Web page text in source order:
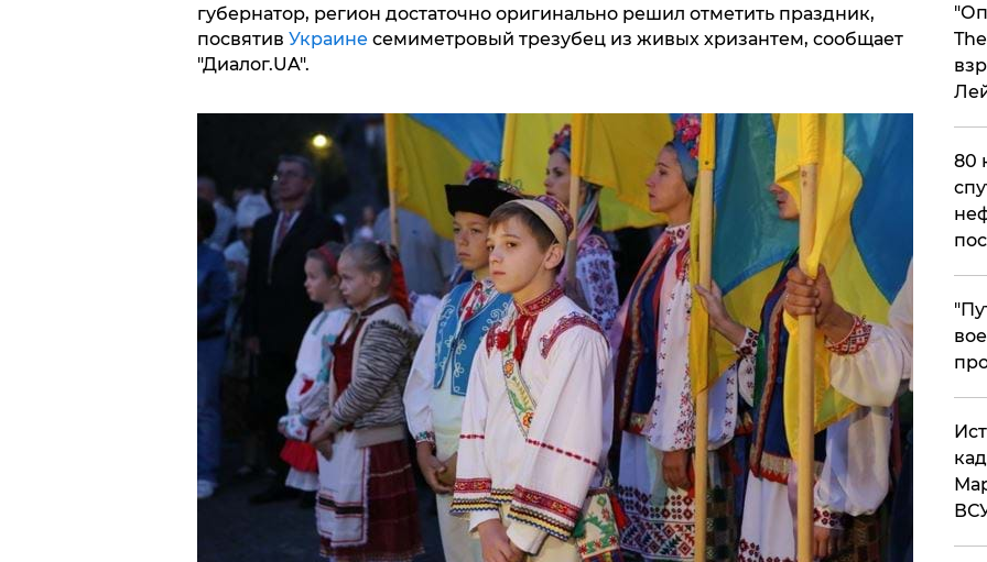
губернатор, регион достаточно оригинально решил отметить праздник,
посвятив Украинесемиметровый трезубец из живых хризантем, сообщает
"Диалог.UA".
80